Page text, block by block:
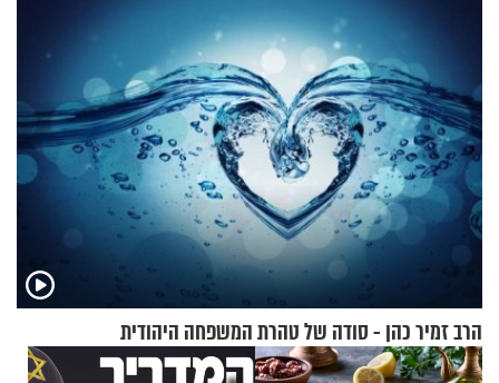
הרב זמיר כהן - סודה של טהרת המשפחה היהודית